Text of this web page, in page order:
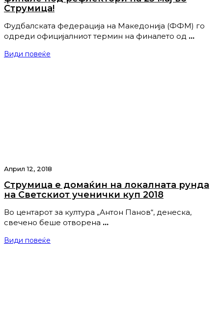
Струмица!
Фудбалската федерација на Македонија (ФФМ) го
одреди официјалниот термин на финалето од …
Види повеќе
Април 12, 2018
Струмица е домаќин на локалната рунда
на Светскиот ученички куп 2018
Во центарот за култура „Антон Панов“, денеска,
свечено беше отворена …
Види повеќе